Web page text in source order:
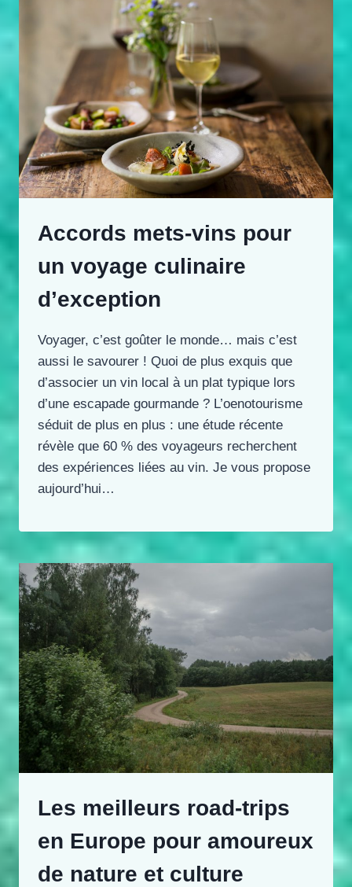
Accords mets-vins pour
un voyage culinaire
d’exception
Voyager, c’est goûter le monde… mais c’est
aussi le savourer ! Quoi de plus exquis que
d’associer un vin local à un plat typique lors
d’une escapade gourmande ? L’oenotourisme
séduit de plus en plus : une étude récente
révèle que 60 % des voyageurs recherchent
des expériences liées au vin. Je vous propose
aujourd’hui…
Les meilleurs road-trips
en Europe pour amoureux
de nature et culture